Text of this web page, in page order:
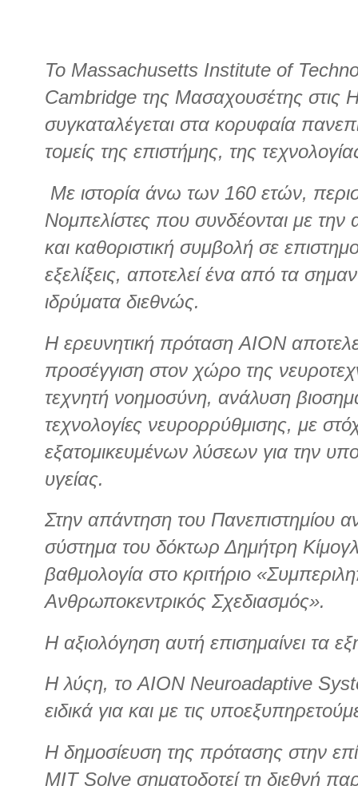
Το Massachusetts Institute of
Cambridge της Μασαχουσέτης στις
συγκαταλέγεται στα κορυφαία
τομείς της επιστήμης, της
Με ιστορία άνω των 160 ετών,
Νομπελίστες που συνδέονται με την
και καθοριστική συμβολή σε
εξελίξεις, αποτελεί ένα από τα
ιδρύματα διεθνώς.
Η ερευνητική πρόταση AION
προσέγγιση στον χώρο της
τεχνητή νοημοσύνη, ανάλυση
τεχνολογίες νευρορρύθμισης, με
εξατομικευμένων λύσεων για την
υγείας.
Στην απάντηση του Πανεπιστημίου
σύστημα του δόκτωρ Δημήτρη
βαθμολογία στο κριτήριο
Ανθρωποκεντρικός Σχεδιασμός».
Η αξιολόγηση αυτή επισημαίνει τα
Η λύςη, το AION Neuroadaptive
ειδικά για και με τις
Η δημοσίευση της πρότασης στην
MIT Solve σηματοδοτεί τη διεθνή